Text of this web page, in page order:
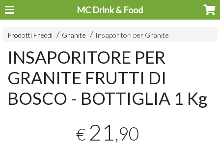
MC Drink & Food
Prodotti Freddi Granite Insaporitori per Granite
INSAPORITORE PER
GRANITE FRUTTI DI
BOSCO - BOTTIGLIA 1 Kg
€ 21 ,90